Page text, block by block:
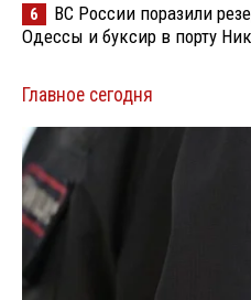
6
ВС России поразили
Одессы и буксир в порту
Главное сегодня